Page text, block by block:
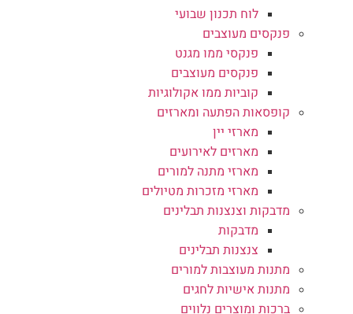
לוח תכנון שבועי
פנקסים מעוצבים
פנקסי ממו מגנט
פנקסים מעוצבים
קוביות ממו אקולוגיות
קופסאות הפתעה ומארזים
מארזי יין
מארזים לאירועים
מארזי מתנה למורים
מארזי מזכרות מטיולים
מדבקות וצנצנות תבלינים
מדבקות
צנצנות תבלינים
מתנות מעוצבות למורים
מתנות אישיות לחגים
ברכות ומוצרים נלווים